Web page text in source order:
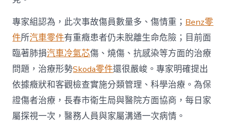
專家組認為，此次事故傷員數量多、傷情重； Benz零
件所汽車零件有重癥患者仍未脫離生命危險；目前面
臨著肺損汽車冷氣芯傷、燒傷、抗感染等方面的治療
問題，治療形勢Skoda零件還很嚴峻。專家明確提出
依據癥狀和客觀檢查實施分類管理、科學治療。為保
證傷者治療，長春市衛生局與醫院方面協商，每日家
屬探視一次，醫務人員與家屬溝通一次病情。